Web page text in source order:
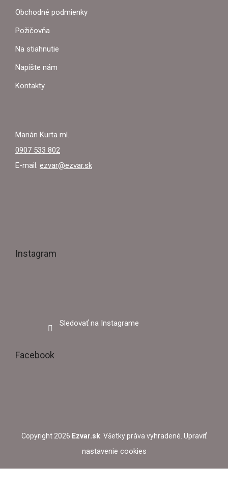
Obchodné podmienky
Požičovňa
Na stiahnutie
Napíšte nám
Kontakty
Marián Kurta ml.
0907 533 802
E-mail: ezvar@ezvar.sk
Instagram
Sledovať na Instagrame
Facebook
Copyright 2026 Ezvar.sk . Všetky práva vyhradené. Upraviť
nastavenie cookies